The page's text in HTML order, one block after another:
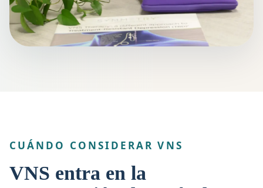
CUÁNDO CONSIDERAR VNS
VNS entra en la